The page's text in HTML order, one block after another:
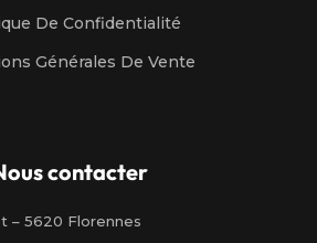
De Confidentialité
Générales De Vente
contacter
– 5620 Florennes